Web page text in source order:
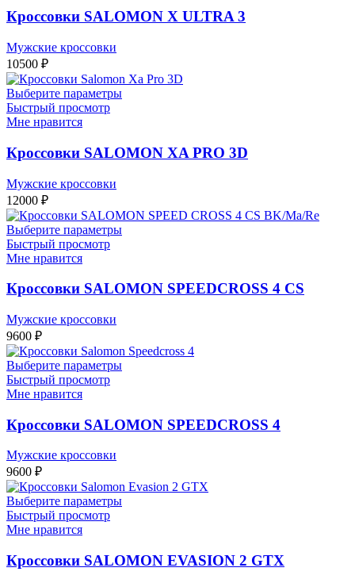
Кроссовки SALOMON X ULTRA 3
Мужские кроссовки
10500 ₽
Выберите параметры
Быстрый просмотр
Мне нравится
Кроссовки SALOMON XA PRO 3D
Мужские кроссовки
12000 ₽
Выберите параметры
Быстрый просмотр
Мне нравится
Кроссовки SALOMON SPEEDCROSS 4 CS
Мужские кроссовки
9600 ₽
Выберите параметры
Быстрый просмотр
Мне нравится
Кроссовки SALOMON SPEEDCROSS 4
Мужские кроссовки
9600 ₽
Выберите параметры
Быстрый просмотр
Мне нравится
Кроссовки SALOMON EVASION 2 GTX